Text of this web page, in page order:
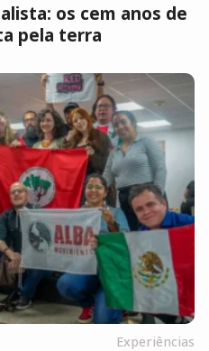
os cem anos de
pela terra
Experiências